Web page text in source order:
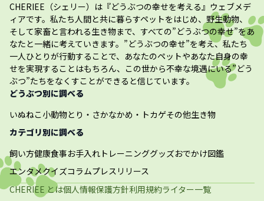
CHERIEE（シェリー） は『どうぶつの幸せを考える』ウェブメデ
ィアです。私たち人間と共に暮らすペットをはじめ、野生動物、
そして家畜と言われる生き物まで、すべての”どうぶつの幸せ”をあ
なたと一緒に考えていきます。”どうぶつの幸せ”を考え、私たち
一人ひとりが行動することで、あなたのペットやあなた自身の幸
せを実現することはもちろん、この世から不幸な境遇にいる”どう
ぶつ”たちをなくすことができると信じています。
どうぶつ別に調べる
いぬねこ小動物とり・さかなかめ・トカゲその他生き物
カテゴリ別に調べる
飼い方健康食事お手入れ トレーニンググッズおでかけ図鑑
エンタメクイズコラムプレスリリース
CHERIEE とは個人情報保護方針利用規約ライター一覧